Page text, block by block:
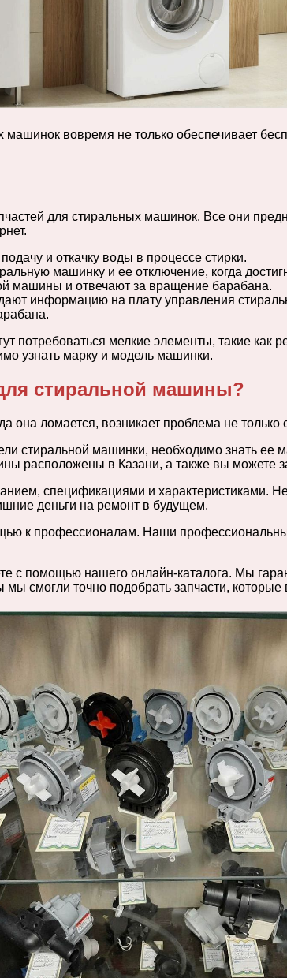
вовремя не только обеспечивает
для стиральных машинок. Все они
и откачку воды в процессе стирки.
машинку и ее отключение, когда
машины и отвечают за вращение барабана.
информацию на плату управления
потребоваться мелкие элементы, такие как
узнать марку и модель машинки.
стиральной машины?
ломается, возникает проблема не
стиральной машинки, необходимо знать
расположены в Казани, а также вы можете
спецификациями и характеристиками.
деньги на ремонт в будущем.
к профессионалам. Наши
с помощью нашего онлайн-каталога. Мы
смогли точно подобрать запчасти,